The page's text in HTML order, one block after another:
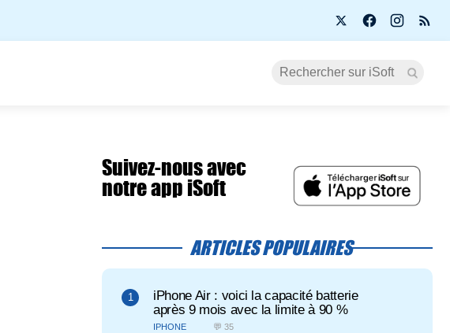
Suivez-nous avec
notre app iSoft
ARTICLES POPULAIRES
iPhone Air : voici la capacité batterie
après 9 mois avec la limite à 90 %
IPHONE 💬 35